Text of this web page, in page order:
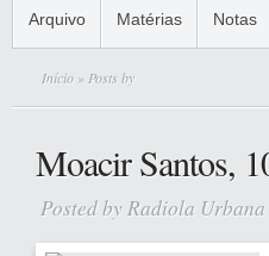
Arquivo Matérias Notas
Início » Posts by
Moacir Santos,
Posted by Radiola Urbana